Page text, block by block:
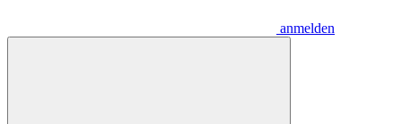
anmelden